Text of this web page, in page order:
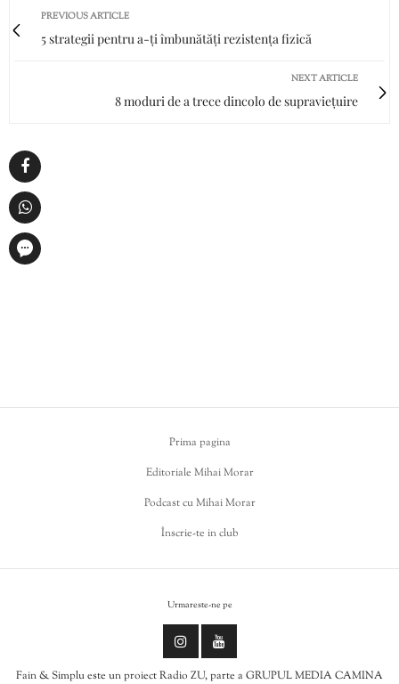
PREVIOUS ARTICLE
5 strategii pentru a-ți îmbunătăți rezistența fizică
NEXT ARTICLE
8 moduri de a trece dincolo de supraviețuire
Prima pagina
Editoriale Mihai Morar
Podcast cu Mihai Morar
Înscrie-te in club
Urmareste-ne pe
Fain & Simplu este un proiect Radio ZU, parte a GRUPUL MEDIA CAMINA